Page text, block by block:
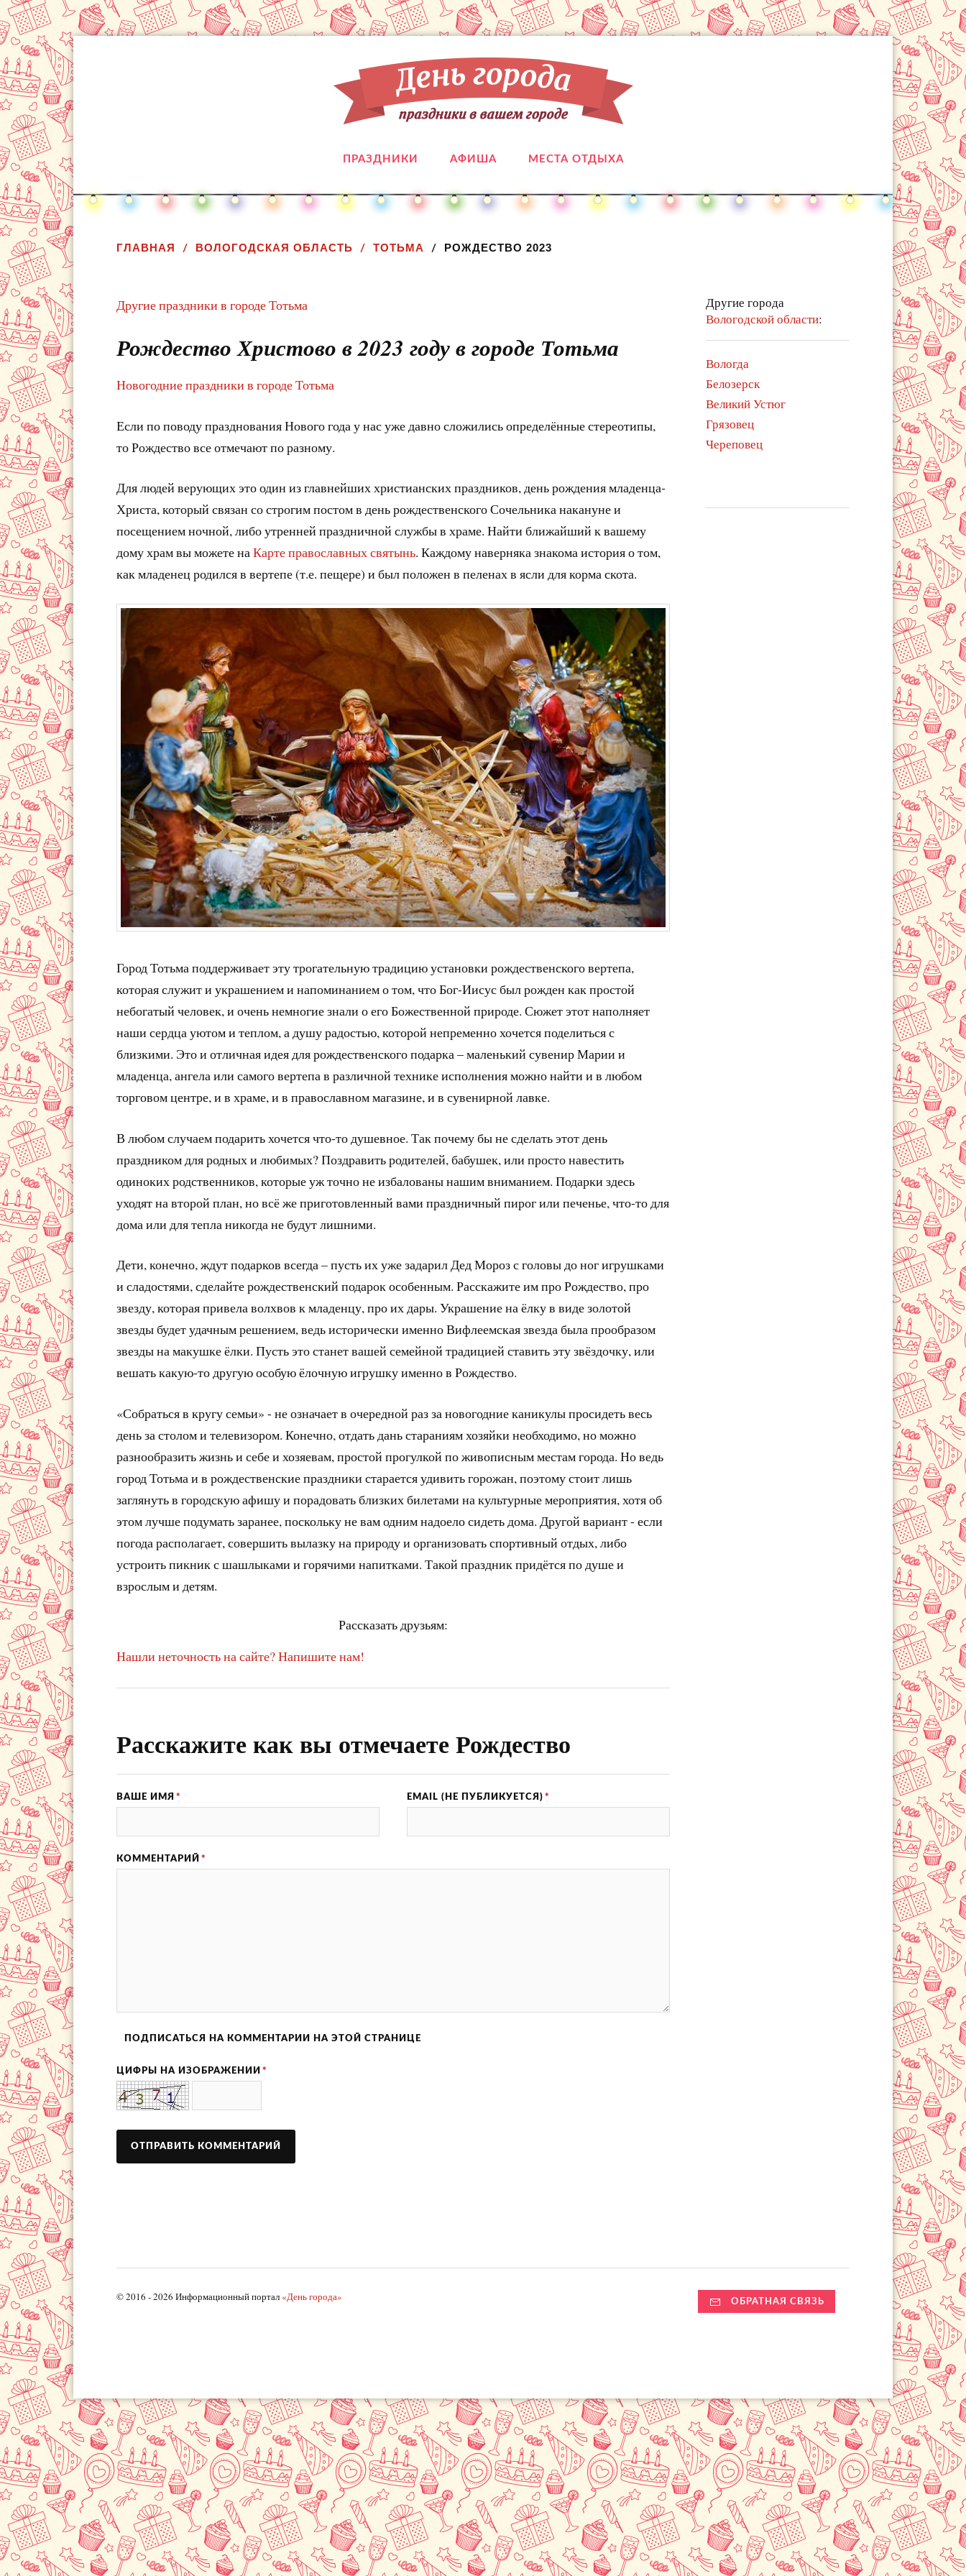
ПРАЗДНИКИ АФИША МЕСТА ОТДЫХА
ГЛАВНАЯ ВОЛОГОДСКАЯ ОБЛАСТЬ ТОТЬМА РОЖДЕСТВО 2023
Другие города
Вологодской области:
Вологда
Белозерск
Великий Устюг
Грязовец
Череповец
Другие праздники в городе Тотьма
Рождество Христово в 2023 году в городе Тотьма
Новогодние праздники в городе Тотьма
Если по поводу празднования Нового года у нас уже давно сложились определённые стереотипы,
то Рождество все отмечают по разному.
Для людей верующих это один из главнейших христианских праздников, день рождения младенца-
Христа, который связан со строгим постом в день рождественского Сочельника накануне и
посещением ночной, либо утренней праздничной службы в храме. Найти ближайший к вашему
дому храм вы можете наКарте православных святынь. Каждому наверняка знакома история о том,
как младенец родился в вертепе (т.е. пещере) и был положен в пеленах в ясли для корма скота.
Город Тотьма поддерживает эту трогательную традицию установки рождественского вертепа,
которая служит и украшением и напоминанием о том, что Бог-Иисус был рожден как простой
небогатый человек, и очень немногие знали о его Божественной природе. Сюжет этот наполняет
наши сердца уютом и теплом, а душу радостью, которой непременно хочется поделиться с
близкими. Это и отличная идея для рождественского подарка – маленький сувенир Марии и
младенца, ангела или самого вертепа в различной технике исполнения можно найти и в любом
торговом центре, и в храме, и в православном магазине, и в сувенирной лавке.
В любом случаем подарить хочется что-то душевное. Так почему бы не сделать этот день
праздником для родных и любимых? Поздравить родителей, бабушек, или просто навестить
одиноких родственников, которые уж точно не избалованы нашим вниманием. Подарки здесь
уходят на второй план, но всё же приготовленный вами праздничный пирог или печенье, что-то для
дома или для тепла никогда не будут лишними.
Дети, конечно, ждут подарков всегда – пусть их уже задарил Дед Мороз с головы до ног игрушками
и сладостями, сделайте рождественский подарок особенным. Расскажите им про Рождество, про
звезду, которая привела волхвов к младенцу, про их дары. Украшение на ёлку в виде золотой
звезды будет удачным решением, ведь исторически именно Вифлеемская звезда была прообразом
звезды на макушке ёлки. Пусть это станет вашей семейной традицией ставить эту звёздочку, или
вешать какую-то другую особую ёлочную игрушку именно в Рождество.
«Собраться в кругу семьи» - не означает в очередной раз за новогодние каникулы просидеть весь
день за столом и телевизором. Конечно, отдать дань стараниям хозяйки необходимо, но можно
разнообразить жизнь и себе и хозяевам, простой прогулкой по живописным местам города. Но ведь
город Тотьма и в рождественские праздники старается удивить горожан, поэтому стоит лишь
заглянуть в городскую афишу и порадовать близких билетами на культурные мероприятия, хотя об
этом лучше подумать заранее, поскольку не вам одним надоело сидеть дома. Другой вариант - если
погода располагает, совершить вылазку на природу и организовать спортивный отдых, либо
устроить пикник с шашлыками и горячими напитками. Такой праздник придётся по душе и
взрослым и детям.
Рассказать друзьям:
Нашли неточность на сайте? Напишите нам!
Расскажите как вы отмечаете Рождество
ВАШЕ ИМЯ * EMAIL (НЕ ПУБЛИКУЕТСЯ) *
КОММЕНТАРИЙ *
ПОДПИСАТЬСЯ НА КОММЕНТАРИИ НА ЭТОЙ СТРАНИЦЕ
ЦИФРЫ НА ИЗОБРАЖЕНИИ *
© 2016 - 2026 Информационный портал «День города» ОБРАТНАЯ СВЯЗЬ